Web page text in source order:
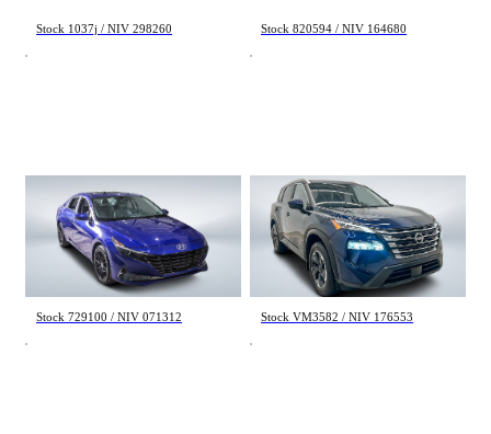
Stock 1037j / NIV 298260 Stock 820594 / NIV 164680
Hyundai Elantra
Luxury 2023
95 473 km
21 498 $
Stock 729100 / NIV 071312
Nissan Rogue
SV Moonroof 2024
29 672 km
28 795 $
Stock VM3582 / NIV 176553